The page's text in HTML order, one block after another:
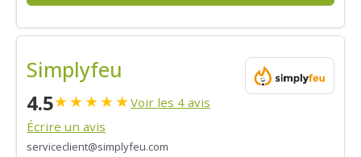
Simplyfeu
4.5★★★★★Voir les 4 avis
Écrire un avis
serviceclient@simplyfeu.com